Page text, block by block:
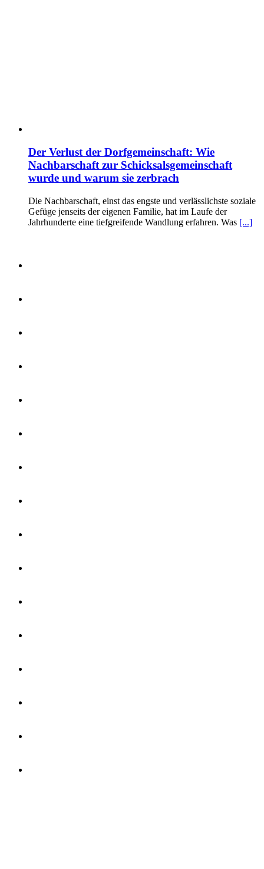
Der Verlust der Dorfgemeinschaft: Wie
Nachbarschaft zur Schicksalsgemeinschaft
wurde und warum sie zerbrach
Die Nachbarschaft, einst das engste und verlässlichste soziale
Gefüge jenseits der eigenen Familie, hat im Laufe der
Jahrhunderte eine tiefgreifende Wandlung erfahren. Was [...]